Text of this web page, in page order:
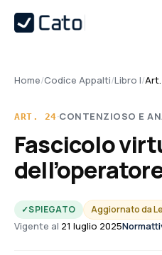
Home/Codice Appalti/Libro I/
ART. 24·CONTENZIOSO E
Fascicolo
✓SPIEGATO Aggiornato da
Vigente al 21 luglio 2025